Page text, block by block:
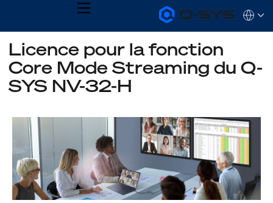
Q-
SYS
Products
Homepage
MENU
QSYS.com (English)
India (English)
Deutsch
Español
Français
한국어
Licence pour la fonction
Core Mode Streaming du Q-
SYS NV-32-H